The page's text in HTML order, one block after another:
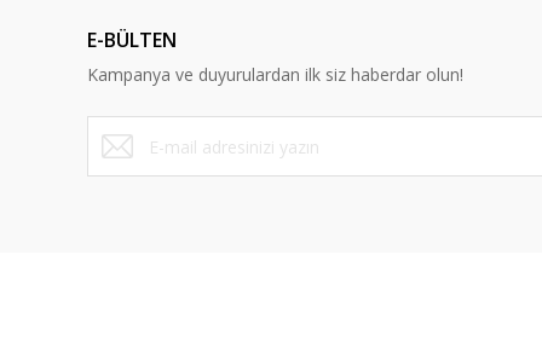
Bu ürüne benzer farklı alternatifler olmalı.
E-BÜLTEN
Kampanya ve duyurulardan ilk siz haberdar olun!